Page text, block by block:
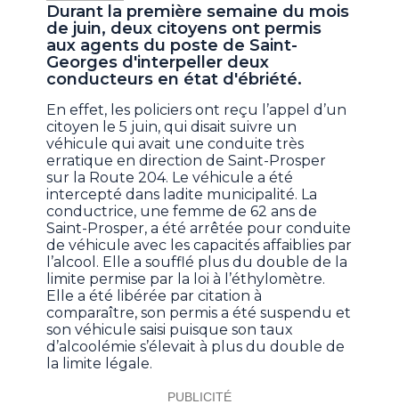
Durant la première semaine du mois
de juin, deux citoyens ont permis
aux agents du poste de Saint-
Georges d'interpeller deux
conducteurs en état d'ébriété.
En effet, les policiers ont reçu l’appel d’un
citoyen le 5 juin, qui disait suivre un
véhicule qui avait une conduite très
erratique en direction de Saint-Prosper
sur la Route 204. Le véhicule a été
intercepté dans ladite municipalité. La
conductrice, une femme de 62 ans de
Saint-Prosper, a été arrêtée pour conduite
de véhicule avec les capacités affaiblies par
l’alcool. Elle a soufflé plus du double de la
limite permise par la loi à l’éthylomètre.
Elle a été libérée par citation à
comparaître, son permis a été suspendu et
son véhicule saisi puisque son taux
d’alcoolémie s’élevait à plus du double de
la limite légale.